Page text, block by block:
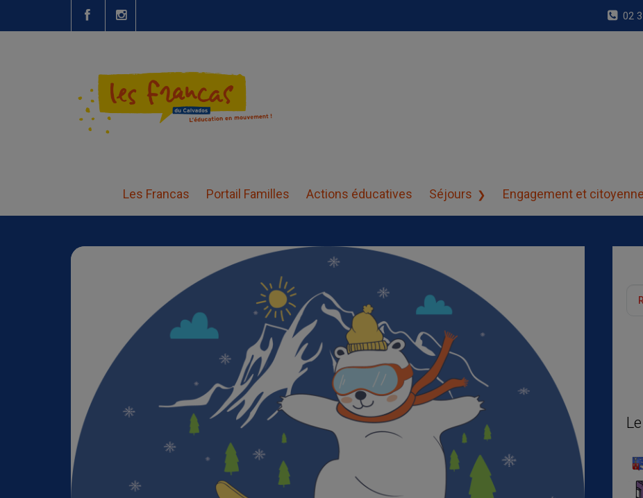
02
Les Francas Portail Familles Actions éducatives Séjours Engagement et